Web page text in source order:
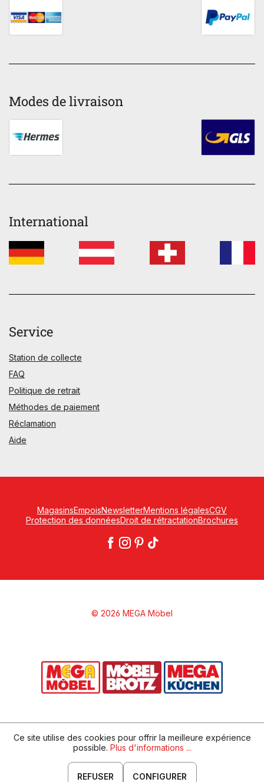
Modes de livraison
International
Service
Station de collecte
FAQ
Politique de retrait
Méthodes de paiement
Réclamation
Aide
MagasinsEmpoisNewsletterMentions légalesCGV
Protection des donnéesDroit de rétractationBrochures
© 2026 MEGA Möbel
Ce site utilise des cookies pour offrir la meilleure expérience
possible. Plus d'informations ...
REFUSER CONFIGURER